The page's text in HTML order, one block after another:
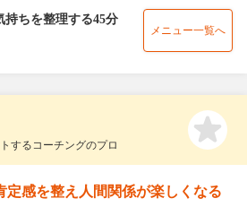
持ちを整理する45分
メニュー一覧へ
するコーチングのプロ
定感を整え人間関係が楽しくなる